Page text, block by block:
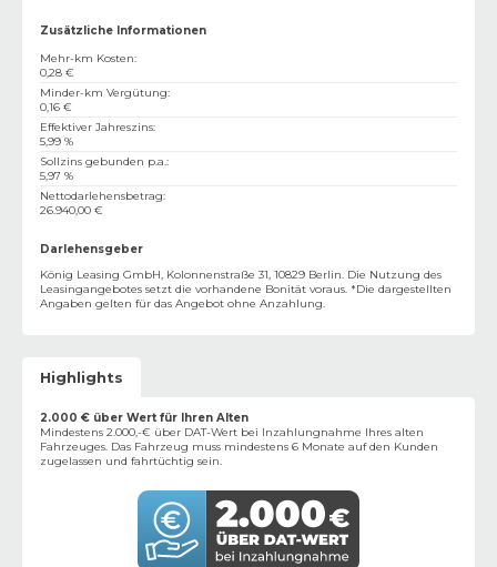
Zusätzliche Informationen
Mehr-km Kosten:
0,28 €
Minder-km Vergütung:
0,16 €
Effektiver Jahreszins:
5,99 %
Sollzins gebunden p.a.:
5,97 %
Nettodarlehensbetrag:
26.940,00 €
Darlehensgeber
König Leasing GmbH, Kolonnenstraße 31, 10829 Berlin. Die Nutzung des
Leasingangebotes setzt die vorhandene Bonität voraus. *Die dargestellten
Angaben gelten für das Angebot ohne Anzahlung.
Highlights
2.000 € über Wert für Ihren Alten
Mindestens 2.000,-€ über DAT-Wert bei Inzahlungnahme Ihres alten
Fahrzeuges. Das Fahrzeug muss mindestens 6 Monate auf den Kunden
zugelassen und fahrtüchtig sein.